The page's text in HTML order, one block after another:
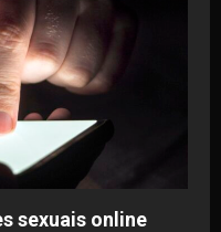
sexuais online